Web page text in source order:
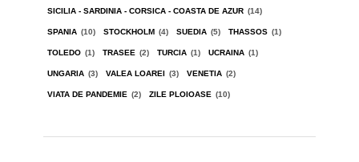
SICILIA - SARDINIA - CORSICA - COASTA DE AZUR (14)
SPANIA (10) STOCKHOLM (4) SUEDIA (5) THASSOS (1)
TOLEDO (1) TRASEE (2) TURCIA (1) UCRAINA (1)
UNGARIA (3) VALEA LOAREI (3) VENETIA (2)
VIATA DE PANDEMIE (2) ZILE PLOIOASE (10)